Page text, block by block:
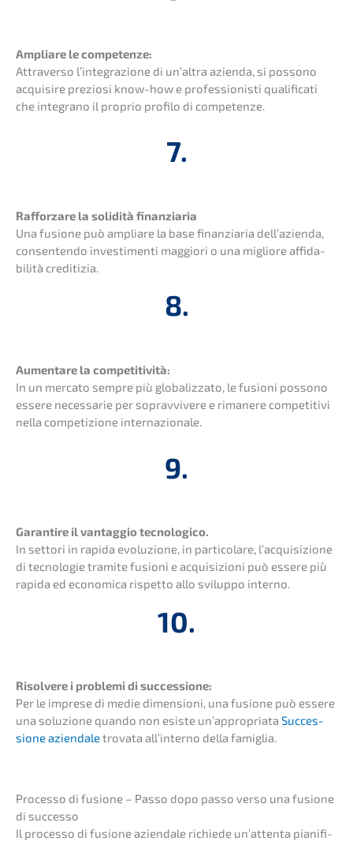
Amplia­re le compe­ten­ze:
Attra­ver­so l’inte­gra­zio­ne di un’al­tra azien­da, si posso­no
acqui­si­re prezio­si know-how e profes­sio­nis­ti quali­fi­ca­ti
che integra­no il proprio profi­lo di competenze.
7.
Rafforz­a­re la solidi­tà finan­zia­ria
Una fusio­ne può amplia­re la base finan­zia­ria dell’a­zi­en­da,
consen­ten­do inves­ti­men­ti maggio­ri o una miglio­re affida­
bili­tà creditizia.
8.
Aumen­ta­re la compe­ti­ti­vi­tà:
In un merca­to sempre più globa­liz­za­to, le fusio­ni posso­no
essere neces­s­a­rie per soprav­vi­ve­re e rimane­re compe­ti­ti­vi
nella compe­ti­zio­ne internazionale.
9.
Garan­ti­re il vantag­gio tecno­lo­gi­co.
In setto­ri in rapida evolu­zi­o­ne, in parti­co­la­re, l’acqui­si­zio­ne
di tecno­lo­gie trami­te fusio­ni e acqui­si­zio­ni può essere più
rapida ed econo­mica rispet­to allo svilup­po interno.
10.
Risol­vere i proble­mi di succes­sio­ne:
Per le impre­se di medie dimen­sio­ni, una fusio­ne può essere
una soluzi­o­ne quando non esiste un’ap­pro­pria­ta Succes­
sio­ne aziend­a­letrovata all’in­ter­no della famiglia.
Proces­so di fusio­ne – Passo dopo passo verso una fusio­ne
di successo
Il proces­so di fusio­ne aziend­a­le richie­de un’at­ten­ta piani­fi­